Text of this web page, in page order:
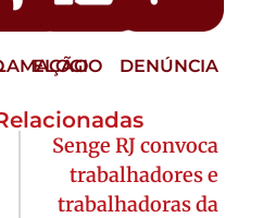
ELOGIO DENÚNCIA
Senge RJ convoca
trabalhadores e
trabalhadoras da